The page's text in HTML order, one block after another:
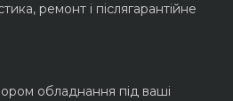
ремонт і післягарантійне
обладнання під ваші